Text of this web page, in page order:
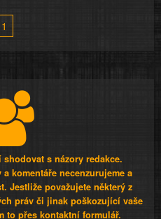
1
s názory redakce.
komentáře necenzurujeme a
Jestliže považujete některý z
práv či jinak poškozující vaše
to přes kontaktní formulář.